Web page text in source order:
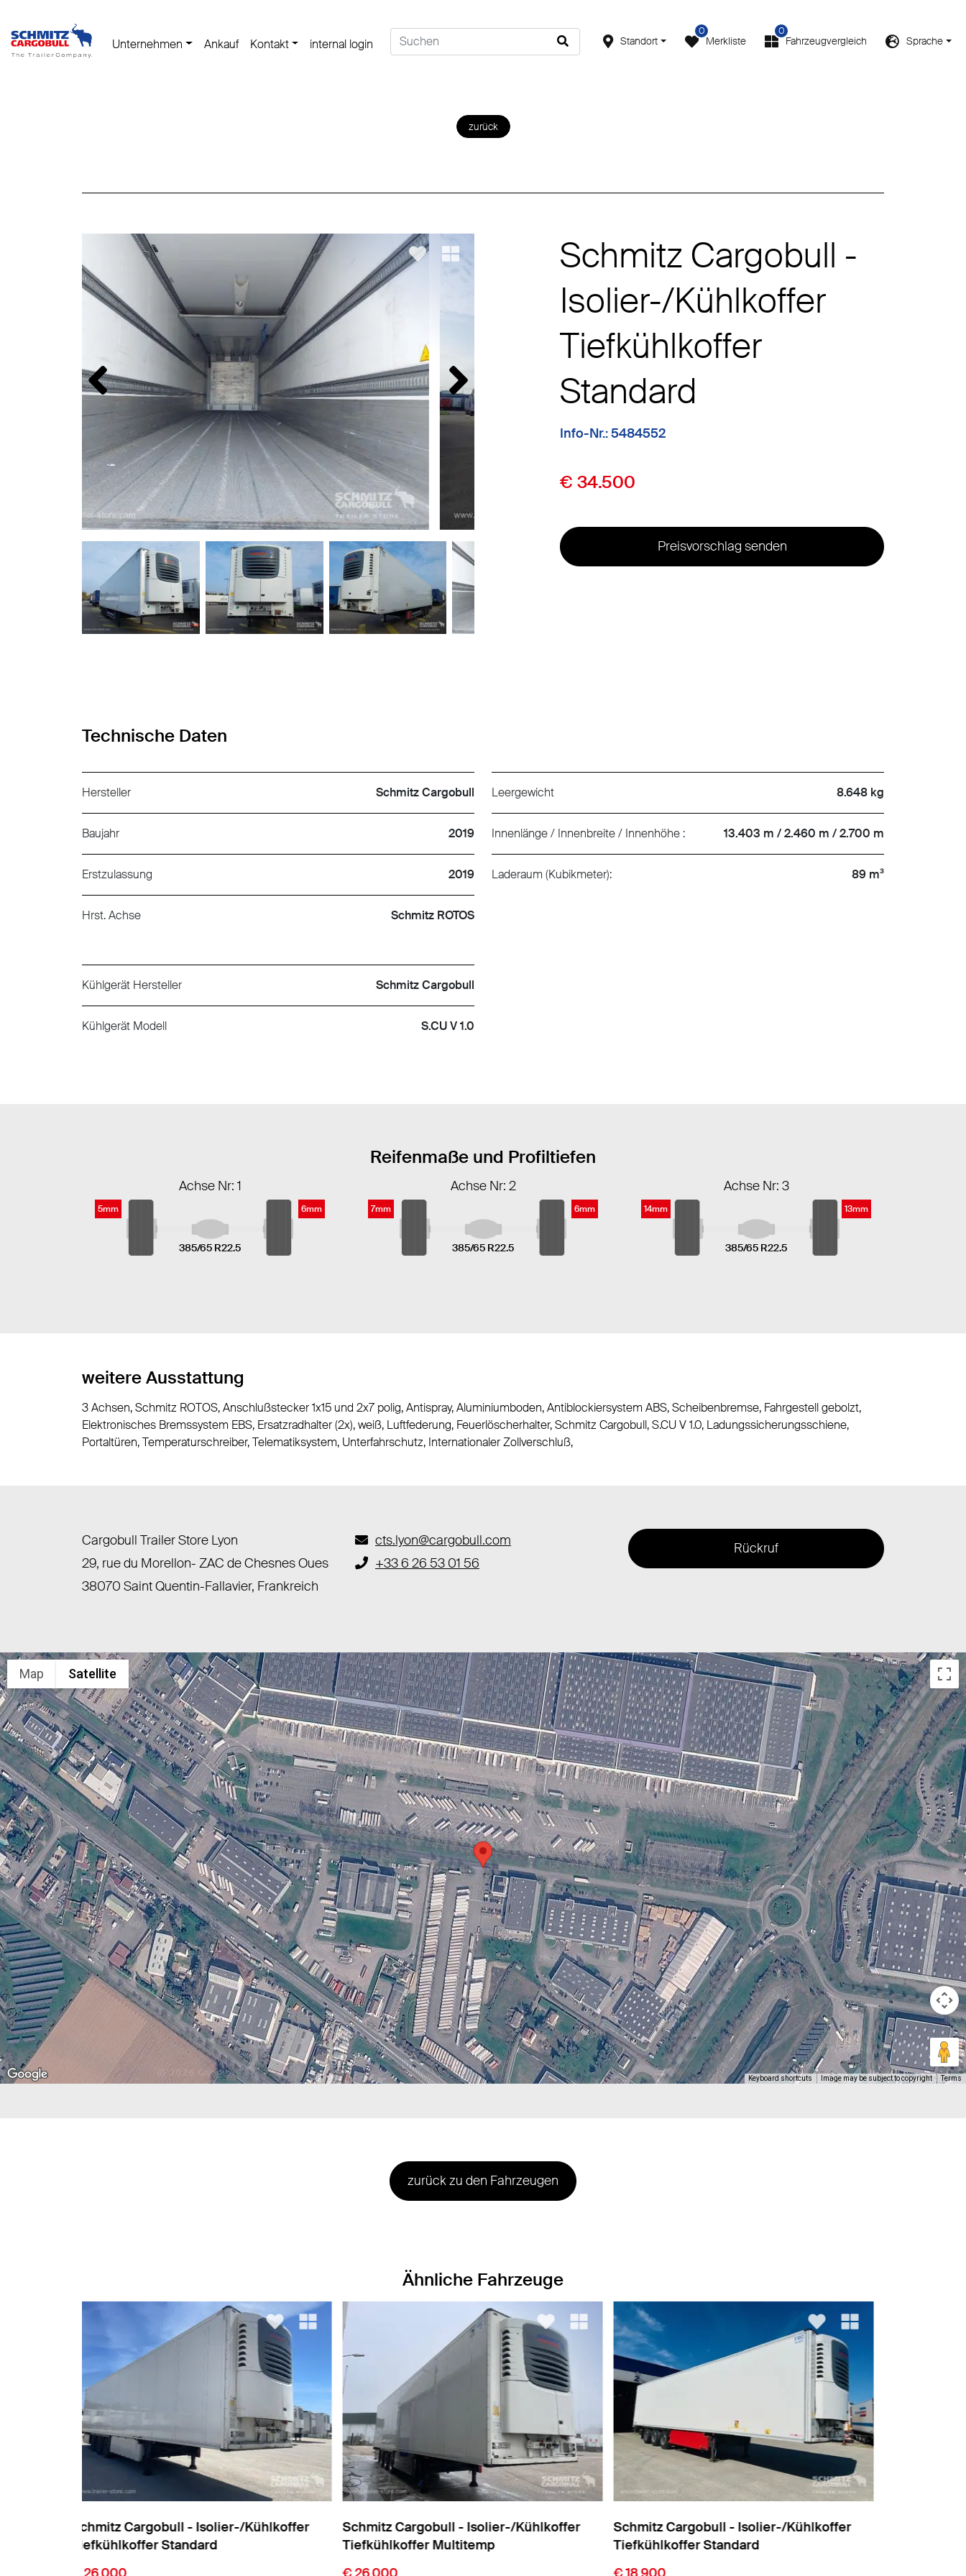
Standort Merkliste
0
Fahrzeugvergleich
0
Sprache
Unternehmen Ankauf Kontakt internal login
zurück
Schmitz Cargobull -
Isolier-/Kühlkoffer
Tiefkühlkoffer
Standard
Info-Nr.: 5484552
€ 34.500
Preisvorschlag senden
Technische Daten
Hersteller Schmitz Cargobull
Baujahr 2019
Erstzulassung 2019
Hrst. Achse Schmitz ROTOS
Leergewicht 8.648 kg
Innenlänge / Innenbreite / Innenhöhe : 13.403 m / 2.460 m / 2.700 m
Laderaum (Kubikmeter): 89 m³
Kühlgerät Hersteller Schmitz Cargobull
Kühlgerät Modell S.CU V 1.0
Reifenmaße und Profiltiefen
Achse Nr: 1
5mm
385/65 R22.5
6mm
Achse Nr: 2
7mm
385/65 R22.5
6mm
Achse Nr: 3
14mm
385/65 R22.5
13mm
weitere Ausstattung
3 Achsen, Schmitz ROTOS, Anschlußstecker 1x15 und 2x7 polig, Antispray, Aluminiumboden, Antiblockiersystem ABS, Scheibenbremse, Fahrgestell gebolzt,
Elektronisches Bremssystem EBS, Ersatzradhalter (2x), weiß, Luftfederung, Feuerlöscherhalter, Schmitz Cargobull, S.CU V 1.0, Ladungssicherungsschiene,
Portaltüren, Temperaturschreiber, Telematiksystem, Unterfahrschutz, Internationaler Zollverschluß,
Cargobull Trailer Store Lyon
29, rue du Morellon- ZAC de Chesnes Oues
38070 Saint Quentin-Fallavier, Frankreich
cts.lyon@cargobull.com
+33 6 26 53 01 56
Rückruf
Map Satellite
Keyboard shortcuts Image may be subject to copyright Terms
zurück zu den Fahrzeugen
Ähnliche Fahrzeuge
Schmitz Cargobull - Isolier-/Kühlkoffer
Tiefkühlkoffer Multitemp
Schmitz Cargobull - Isolier-/Kühlkoffer
Tiefkühlkoffer Standard
Schmitz Cargobull - Isolier-/Kühlkoffer
Tiefkühlkoffer Standard